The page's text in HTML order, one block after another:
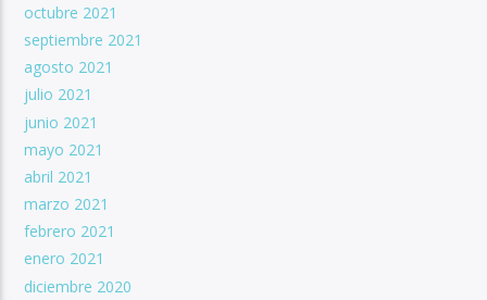
octubre 2021
septiembre 2021
agosto 2021
julio 2021
junio 2021
mayo 2021
abril 2021
marzo 2021
febrero 2021
enero 2021
diciembre 2020